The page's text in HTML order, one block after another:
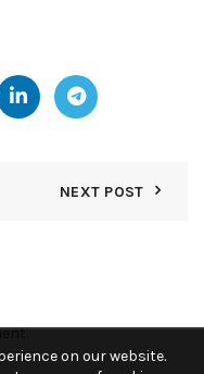
NEXT POST
on our website.